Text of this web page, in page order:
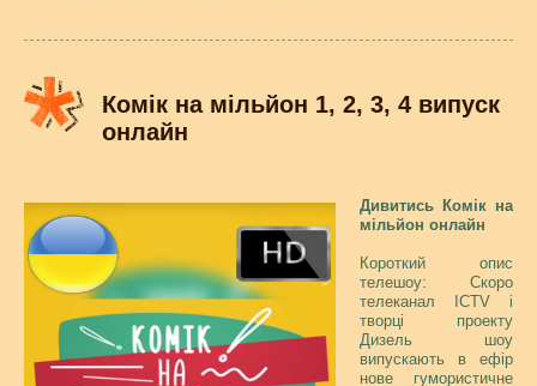
Комік на мільйон 1, 2, 3, 4 випуск
онлайн
Дивитись Комік на
мільйон онлайн
Короткий опис
телешоу: Скоро
телеканал ICTV і
творці проекту
Дизель шоу
випускають в ефір
нове гумористичне